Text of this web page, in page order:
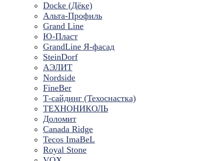
Docke (Дёке)
Альта-Профиль
Grand Line
Ю-Пласт
GrandLine Я-фасад
SteinDorf
АЭЛИТ
Nordside
FineBer
Т-сайдинг (Техоснастка)
ТЕХНОНИКОЛЬ
Доломит
Canada Ridge
Tecos ImaBeL
Royal Stone